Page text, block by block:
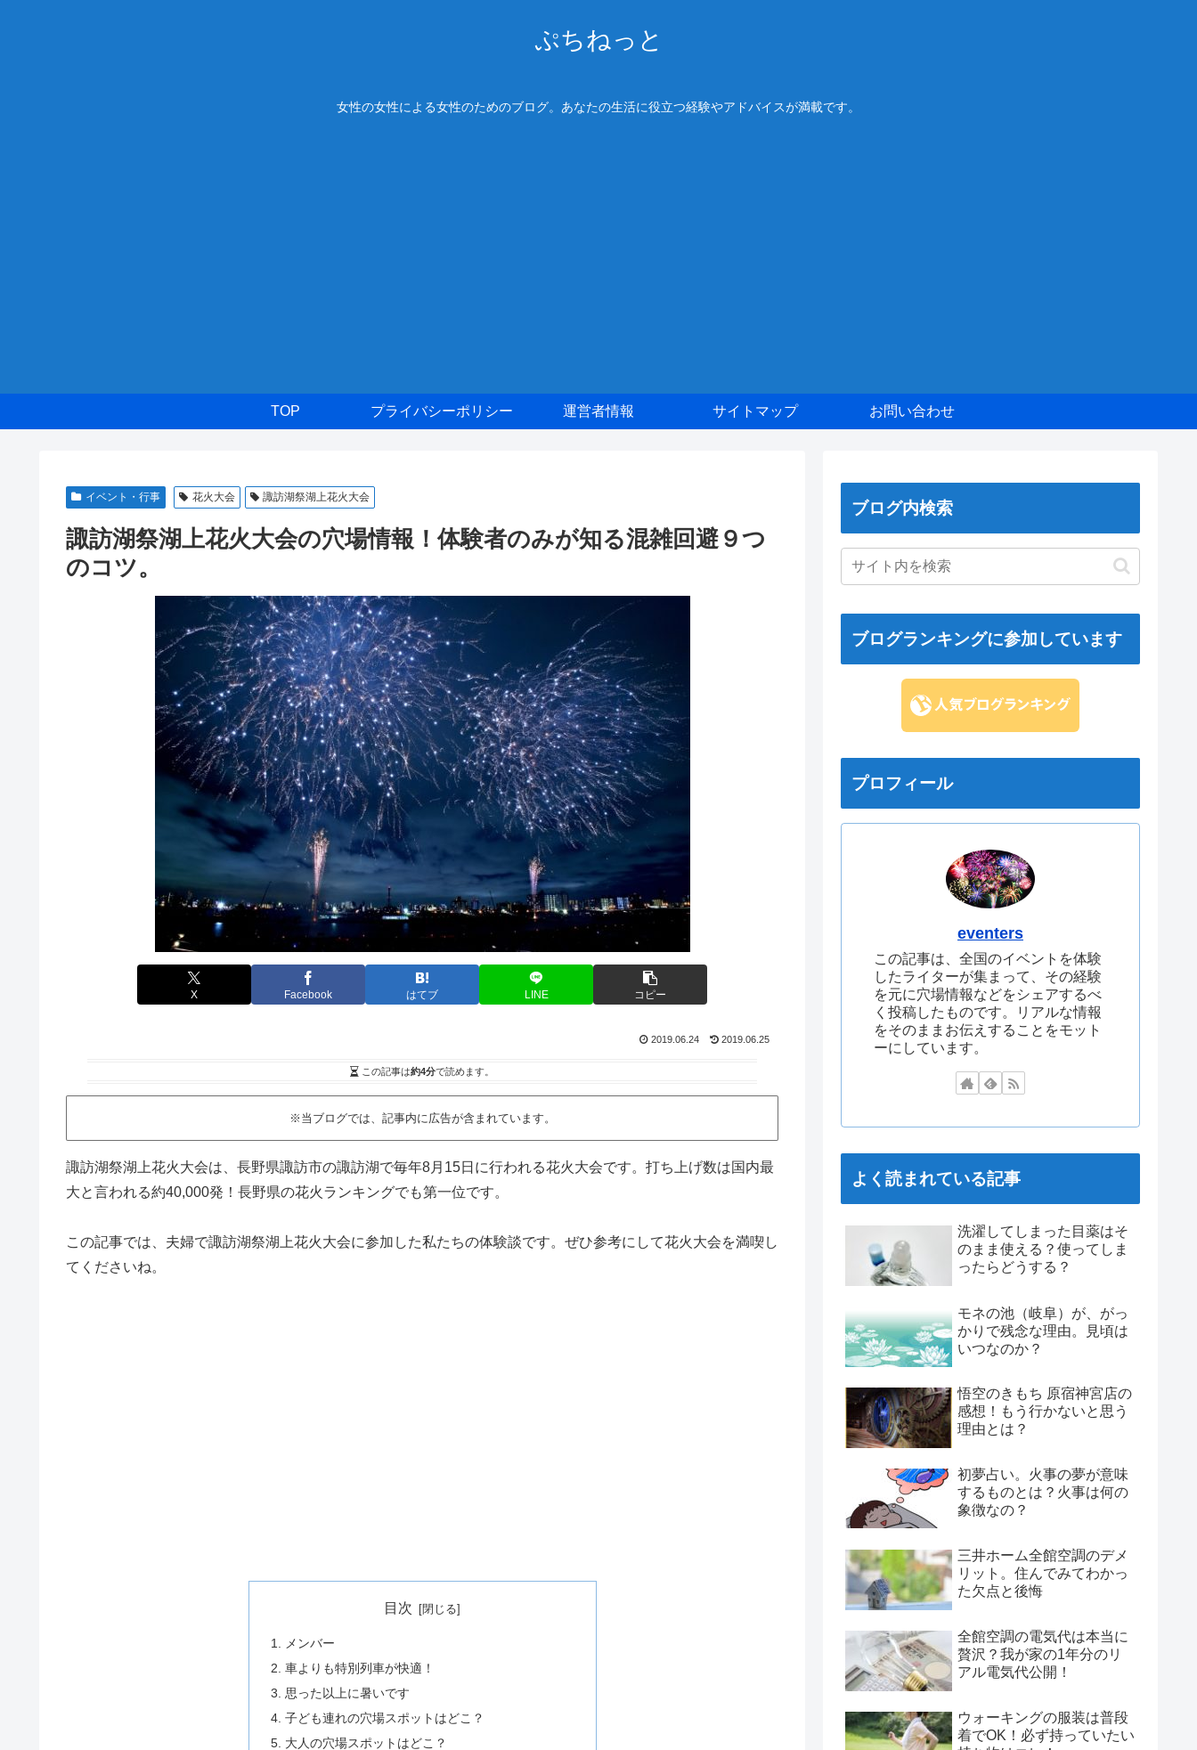
ぷちねっと
女性の女性による女性のためのブログ。あなたの生活に役立つ経験やアドバイスが満載です。
TOP プライバシーポリシー 運営者情報 サイトマップ お問い合わせ
イベント・行事 花火大会 諏訪湖祭湖上花火大会
諏訪湖祭湖上花火大会の穴場情報！体験者のみが知る混雑回避９つ
のコツ。
X Facebook はてブ LINE コピー
2019.06.24 2019.06.25
この記事は約4分で読めます。
※当ブログでは、記事内に広告が含まれています。
諏訪湖祭湖上花火大会は、長野県諏訪市の諏訪湖で毎年8月15日に行われる花火大会です。打ち上げ数は国内最
大と言われる約40,000発！長野県の花火ランキングでも第一位です。
この記事では、夫婦で諏訪湖祭湖上花火大会に参加した私たちの体験談です。ぜひ参考にして花火大会を満喫し
てくださいね。
目次
メンバー
車よりも特別列車が快適！
思った以上に暑いです
子ども連れの穴場スポットはどこ？
大人の穴場スポットはどこ？
ブログ内検索
ブログランキングに参加しています
プロフィール
eventers
この記事は、全国のイベントを体験
したライターが集まって、その経験
を元に穴場情報などをシェアするべ
く投稿したものです。リアルな情報
をそのままお伝えすることをモット
ーにしています。
よく読まれている記事
洗濯してしまった目薬はそ
のまま使える？使ってしま
ったらどうする？
モネの池（岐阜）が、がっ
かりで残念な理由。見頃は
いつなのか？
悟空のきもち 原宿神宮店の
感想！もう行かないと思う
理由とは？
初夢占い。火事の夢が意味
するものとは？火事は何の
象徴なの？
三井ホーム全館空調のデメ
リット。住んでみてわかっ
た欠点と後悔
全館空調の電気代は本当に
贅沢？我が家の1年分のリ
アル電気代公開！
ウォーキングの服装は普段
着でOK！必ず持っていたい